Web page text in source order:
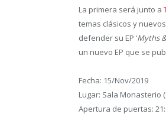
La primera será junto a
temas clásicos y
defender su EP ‘Myths
un nuevo EP que se
Fecha: 15/Nov/2019
Lugar: Sala Monasterio
Apertura de puertas: